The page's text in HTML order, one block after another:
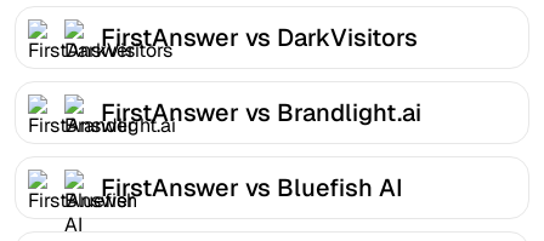
FirstAnswer vs DarkVisitors
FirstAnswer vs Brandlight.ai
FirstAnswer vs Bluefish AI